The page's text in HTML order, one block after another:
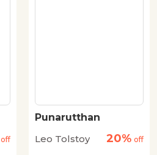
off
Punarutthan
Leo Tolstoy
20% off